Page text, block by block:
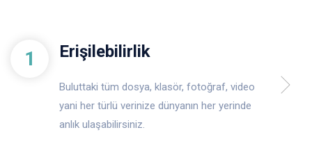
1 Erişilebilirlik
Buluttaki tüm dosya, klasör, fotoğraf, video
yani her türlü verinize dünyanın her yerinde
anlık ulaşabilirsiniz.